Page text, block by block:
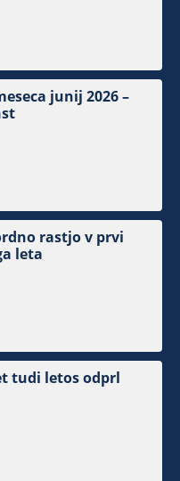
junij 2026 –
rastjo v prvi
leta
tudi letos odprl